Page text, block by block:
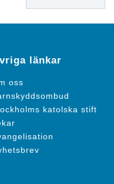
länkar
oss
katolska stift